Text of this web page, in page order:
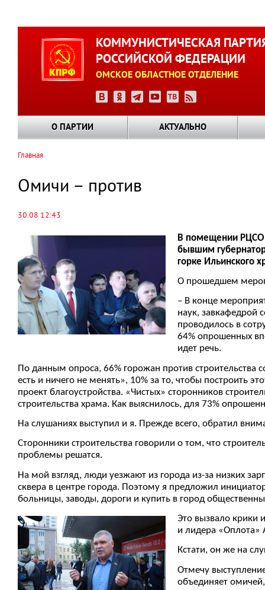
КОММУНИСТИЧЕСКАЯ
РОССИЙСКОЙ ФЕДЕРАЦИИ
ОМСКОЕ ОБЛАСТНОЕ ОТДЕЛЕНИЕ
О ПАРТИИ АКТУАЛЬНО
навигации
Главная
Омичи – против
30.08 12:43
В помещении РЦСО
бывшим
горке Ильинского
О прошедшем
– В конце
наук, завкафедрой
проводилось в
64% опрошенных
идет речь.
По данным опроса, 66% горожан против строительства
есть и ничего не менять», 10% за то, чтобы построить
проект благоустройства. «Чистых» сторонников
строительства храма. Как выяснилось, для 73%
На слушаниях выступил и я. Прежде всего, обратил
Сторонники строительства говорили о том, что
проблемы решатся.
На мой взгляд, люди уезжают из города из-за низких
сквера в центре города. Поэтому я предложил
больницы, заводы, дороги и купить в город
Это вызвало крики
и лидера «Оплота»
Кстати, он же на
Отмечу
объединяет